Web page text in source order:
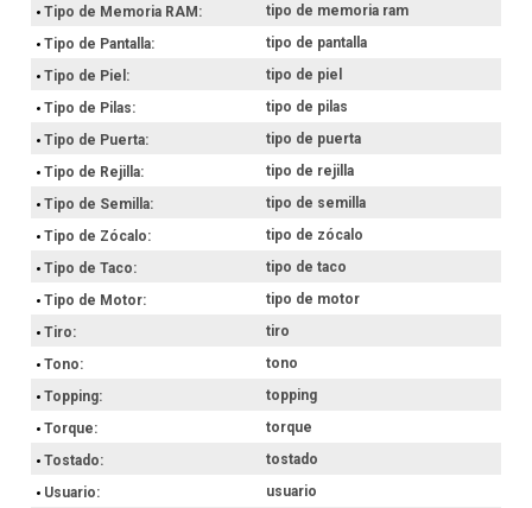
Tipo de Memoria RAM
tipo de memoria ram
Tipo de Pantalla
tipo de pantalla
Tipo de Piel
tipo de piel
Tipo de Pilas
tipo de pilas
Tipo de Puerta
tipo de puerta
Tipo de Rejilla
tipo de rejilla
Tipo de Semilla
tipo de semilla
Tipo de Zócalo
tipo de zócalo
Tipo de Taco
tipo de taco
Tipo de Motor
tipo de motor
Tiro
tiro
Tono
tono
Topping
topping
Torque
torque
Tostado
tostado
Usuario
usuario